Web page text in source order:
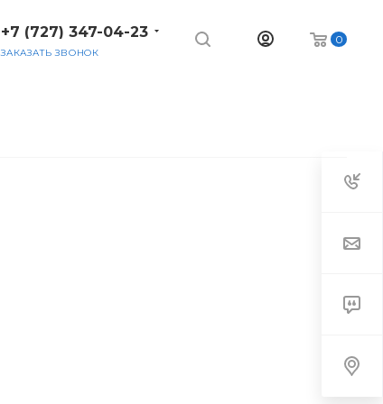
0
+7 (727) 347-04-23
ЗАКАЗАТЬ ЗВОНОК